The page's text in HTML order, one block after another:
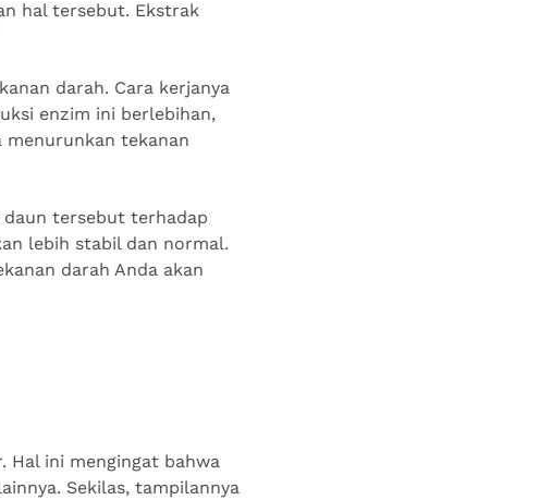
hal tersebut. Ekstrak
darah. Cara kerjanya
enzim ini berlebihan,
menurunkan tekanan
daun tersebut terhadap
lebih stabil dan normal.
darah Anda akan
Hal ini mengingat bahwa
Sekilas, tampilannya